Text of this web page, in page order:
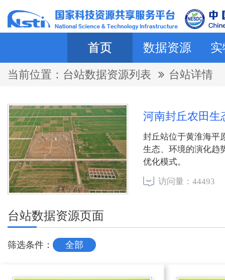
首页 数据资源
当前位置： 台站数据资源列表 台站详情
河南封丘农田
封丘站位于黄淮海平
生态、环境的演化趋
优化模式。
访问量：44493
台站数据资源页面
筛选条件： 全部